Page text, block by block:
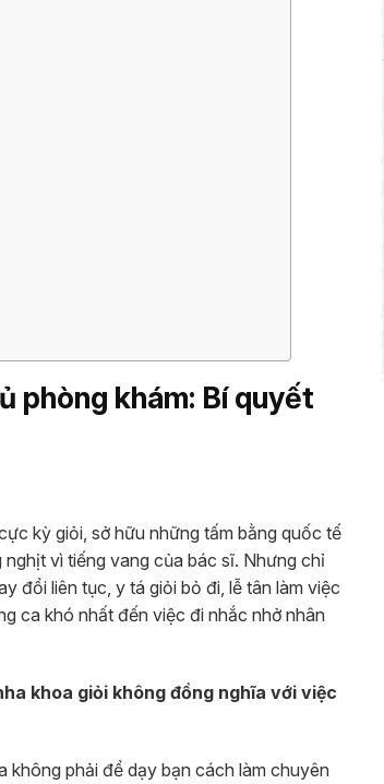
phòng khám: Bí quyết
kỳ giỏi, sở hữu những tấm bằng quốc tế
vì tiếng vang của bác sĩ. Nhưng chỉ
đổi liên tục, y tá giỏi bỏ đi, lễ tân làm việc
ca khó nhất đến việc đi nhắc nhở nhân
khoa giỏi không đồng nghĩa với việc
không phải để dạy bạn cách làm chuyên